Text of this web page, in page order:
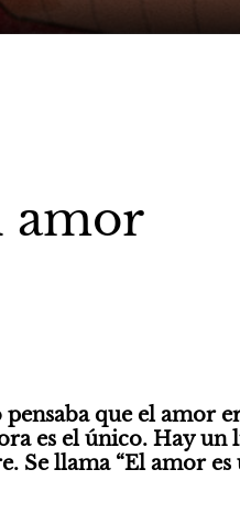
amor
que el amor
es el único. Hay un
Se llama “El amor